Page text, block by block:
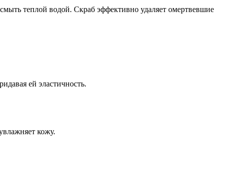
теплой водой. Скраб эффективно удаляет омертвевшие
ей эластичность.
кожу.